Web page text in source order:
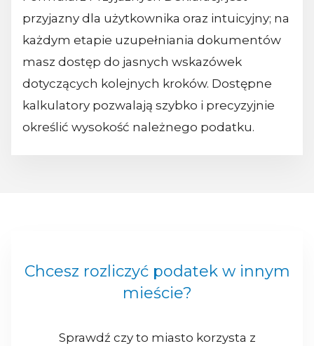
przyjazny dla użytkownika oraz intuicyjny; na
każdym etapie uzupełniania dokumentów
masz dostęp do jasnych wskazówek
dotyczących kolejnych kroków. Dostępne
kalkulatory pozwalają szybko i precyzyjnie
określić wysokość należnego podatku.
Chcesz rozliczyć podatek w innym
mieście?
Sprawdź czy to miasto korzysta z